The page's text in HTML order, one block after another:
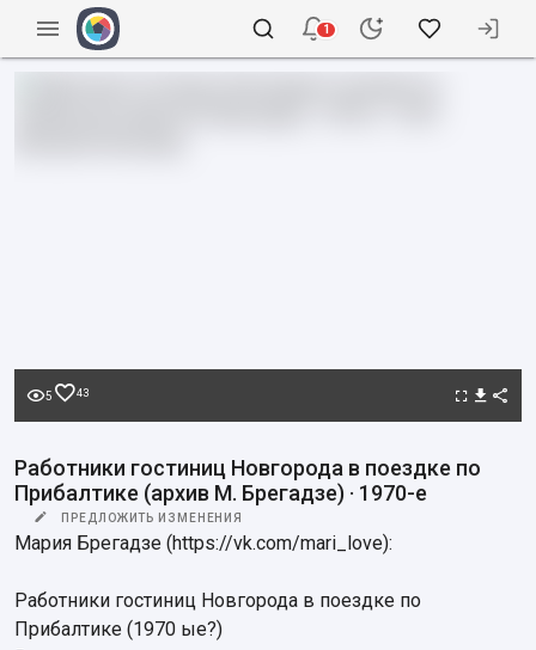
1
5 43
Работники гостиниц Новгорода в поездке по
Прибалтике (архив М. Брегадзе) · 1970-е
ПРЕДЛОЖИТЬ ИЗМЕНЕНИЯ
Мария Брегадзе (https://vk.com/mari_love):
Работники гостиниц Новгорода в поездке по
Прибалтике (1970 ые?)